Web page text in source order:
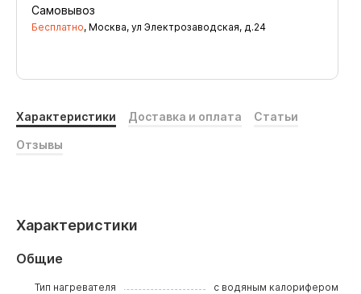
Самовывоз
Бесплатно, Москва, ул Электрозаводская, д.24
Характеристики Доставка и оплата Статьи
Отзывы
Характеристики
Общие
Тип нагревателя с водяным калорифером